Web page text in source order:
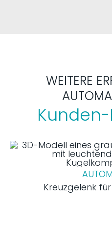
WEITERE
Kreuzgelenk